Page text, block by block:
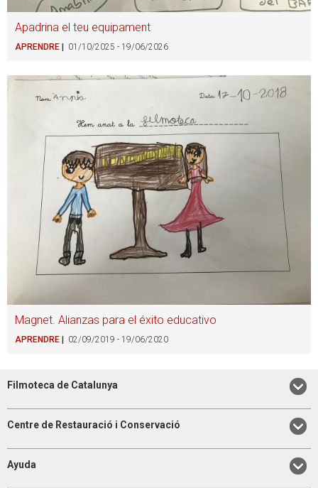
Apadrina el teu equipament
APRENDRE 01/10/2025 - 19/06/2026
Magnet. Alianzas para el éxito educativo
APRENDRE 02/09/2019 - 19/06/2020
Filmoteca de Catalunya
Centre de Restauració i Conservació
Ayuda